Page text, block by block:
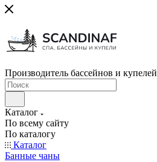
Производитель бассейнов и купелей
Каталог
По всему сайту
По каталогу
Каталог
Банные чаны